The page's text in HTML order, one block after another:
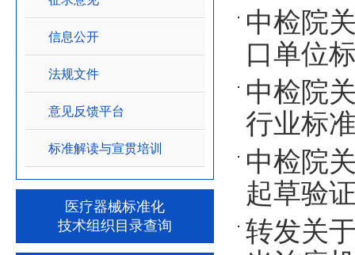
信息公开
法规文件
意见反馈平台
标准解读与宣贯培训
医疗器械标准化
技术组织目录查询
中检院
口单位
中检院
行业标
中检院
起草验
转发关